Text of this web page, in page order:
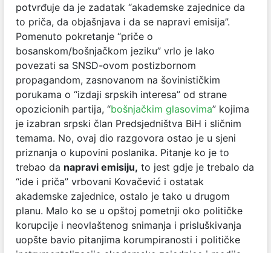
potvrđuje da je zadatak “akademske zajednice da
to priča, da objašnjava i da se napravi emisija”.
Pomenuto pokretanje “priče o
bosanskom/bošnjačkom jeziku” vrlo je lako
povezati sa SNSD-ovom postizbornom
propagandom, zasnovanom na šovinističkim
porukama o “izdaji srpskih interesa” od strane
opozicionih partija, “bošnjačkim glasovima” kojima
je izabran srpski član Predsjedništva BiH i sličnim
temama. No, ovaj dio razgovora ostao je u sjeni
priznanja o kupovini poslanika. Pitanje ko je to
trebao da napravi emisiju, to jest gdje je trebalo da
“ide i priča” vrbovani Kovačević i ostatak
akademske zajednice, ostalo je tako u drugom
planu. Malo ko se u opštoj pometnji oko političke
korupcije i neovlaštenog snimanja i prisluškivanja
uopšte bavio pitanjima korumpiranosti i političke